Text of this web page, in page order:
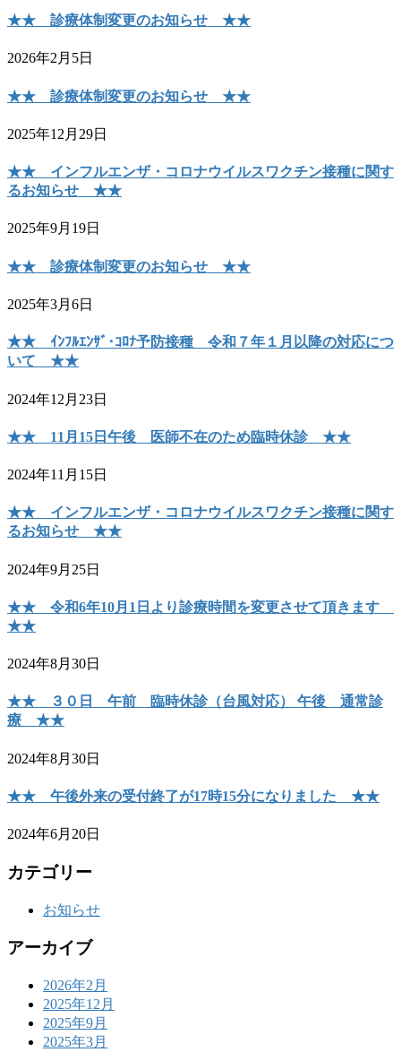
★★ 診療体制変更のお知らせ ★★
2026年2月5日
★★ 診療体制変更のお知らせ ★★
2025年12月29日
★★ インフルエンザ・コロナウイルスワクチン接種に関す
るお知らせ ★★
2025年9月19日
★★ 診療体制変更のお知らせ ★★
2025年3月6日
★★ ｲﾝﾌﾙｴﾝｻﾞ･ｺﾛﾅ予防接種 令和７年１月以降の対応につ
いて ★★
2024年12月23日
★★ 11月15日午後 医師不在のため臨時休診 ★★
2024年11月15日
★★ インフルエンザ・コロナウイルスワクチン接種に関す
るお知らせ ★★
2024年9月25日
★★ 令和6年10月1日より診療時間を変更させて頂きます
★★
2024年8月30日
★★ ３０日 午前 臨時休診（台風対応） 午後 通常診
療 ★★
2024年8月30日
★★ 午後外来の受付終了が17時15分になりました ★★
2024年6月20日
カテゴリー
お知らせ
アーカイブ
2026年2月
2025年12月
2025年9月
2025年3月